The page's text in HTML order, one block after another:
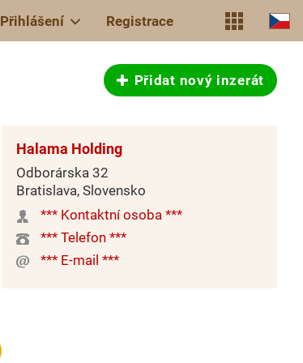
Přihlášení Registrace
Přidat nový inzerát
Halama Holding
Odborárska 32
Bratislava, Slovensko
*** Kontaktní osoba ***
*** Telefon ***
*** E-mail ***